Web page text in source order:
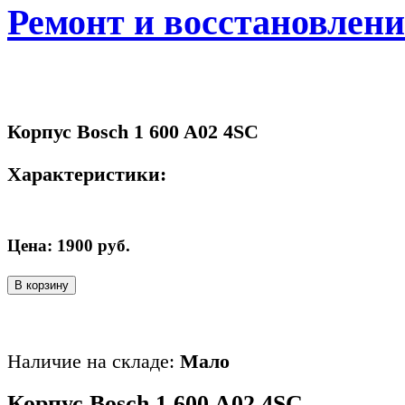
Ремонт и
Корпус Bosch 1 600 A02 4SC
Характеристики:
Цена: 1900 руб.
В корзину
Наличие на складе: Мало